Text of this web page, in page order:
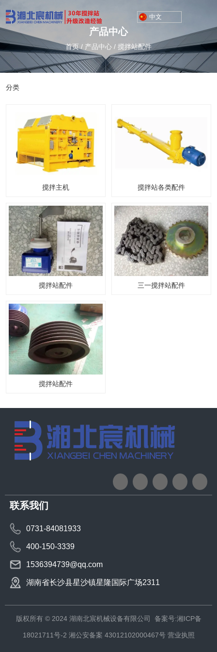
中文
产品中心
首页 / 产品中心 / 搅拌站配件
分类
搅拌主机 搅拌站各类配件
搅拌站配件 三一搅拌站配件
搅拌站配件
联系我们
0731-84081933
400-150-3339
1536394739@qq.com
湖南省长沙县星沙镇星隆国际广场2311
版权所有 © 2024 湖南北宸机械设备有限公司 备案号:湘ICP备
18021711号-2 湘公安备案 43012102000467号 营业执照